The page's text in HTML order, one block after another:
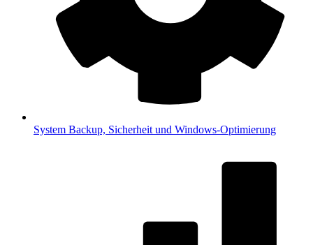
System Backup, Sicherheit und Windows-Optimierung